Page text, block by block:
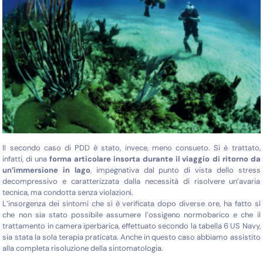
Il secondo caso di PDD è stato, invece, meno consueto. Si è trattato,
infatti, di unaforma articolare insorta durante il viaggio di ritorno da
un’immersione in lago, impegnativa dal punto di vista dello stress
decompressivo e caratterizzata dalla necessità di risolvere un’avaria
tecnica, ma condotta senza violazioni.
L’insorgenza dei sintomi che si è verificata dopo diverse ore, ha fatto sì
che non sia stato possibile assumere l’ossigeno normobarico e che il
trattamento in camera iperbarica, effettuato secondo la tabella 6 US Navy,
sia stata la sola terapia praticata. Anche in questo caso abbiamo assistito
alla completa risoluzione della sintomatologia.